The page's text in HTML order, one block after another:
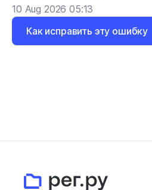
10 Aug 2026 05:13
Как исправить эту ошибку